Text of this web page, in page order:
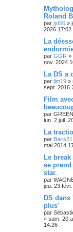
n
c
é
e
Roland
par jyt56 »
2026 17:02
La
par GGR »
nov. 2024
La DS a
par jlm19 »
sept. 2016
Film
par
lun. 2 juil.
La
par Baris21
mai 2014
Le break
se
star.
par
jeu. 23
DS dans
plus'
par
» sam. 20
14:26